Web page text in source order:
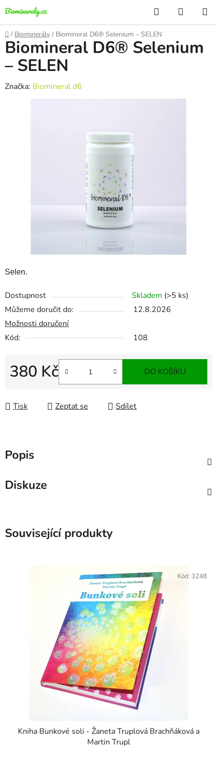
Přejít
na
obsah
Hledat
KOŠÍK
Domů
/ Biominerály / Biomineral D6® Selenium – SELEN
Selen.
Dostupnost Skladem (>5 ks)
Můžeme doručit do:
12.8.2026
Možnosti doručení
Kód:
108
380 Kč DO KOŠÍKU
Tisk Zeptat se Sdílet
Biomineral D6® Selenium
– SELEN
Značka: Biomineral d6
Popis
Diskuze
Související produkty
Kniha Bunkové soli - Žaneta Truplová Brachňáková a
Martin Trupl
Kód: 3248